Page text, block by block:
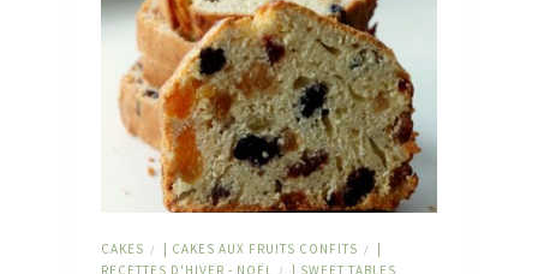
CAKES / | CAKES AUX FRUITS CONFITS /
RECETTES D'HIVER - NOËL
| SWEET TABLES